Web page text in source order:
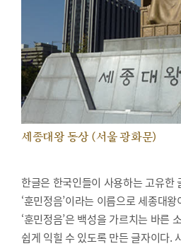
세종대왕 동상 (서울 광화문)
한글은 한국인들이 사용하는 고유한
‘훈민정음’이라는 이름으로 세종대
‘훈민정음’은 백성을 가르치는 바른
쉽게 익힐 수 있도록 만든 글자이다.